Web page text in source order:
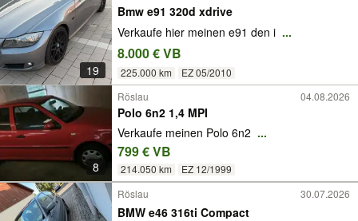
19
Bmw e91 320d xdrive
Verkaufe hier meinen e91 den i ...
8.000 € VB
225.000 km EZ 05/2010
8
Röslau 04.08.2026
Polo 6n2 1,4 MPI
Verkaufe meinen Polo 6n2 ...
799 € VB
214.050 km EZ 12/1999
Röslau 30.07.2026
BMW e46 316ti Compact